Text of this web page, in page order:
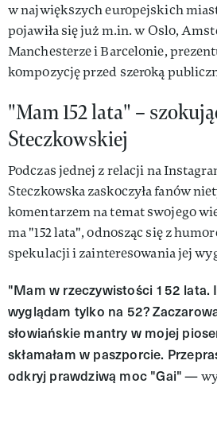
w największych europejskich
pojawiła się już m.in. w Oslo,
Manchesterze i Barcelonie,
kompozycję przed szeroką
"Mam 152 lata" –
Steczkowskiej
Podczas jednej z relacji na
Steczkowska zaskoczyła fanów
komentarzem na temat swojego
ma "152 lata", odnosząc się z
spekulacji i zainteresowania jej
"Mam w rzeczywistości 152 lata.
wyglądam tylko na 52?
słowiańskie mantry w mojej
skłamałam w paszporcie.
odkryj prawdziwą moc "Gai"—